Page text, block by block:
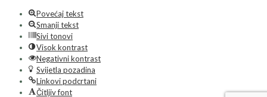
Povećaj tekst
Smanji tekst
Sivi tonovi
Visok kontrast
Negativni kontrast
Svijetla pozadina
Linkovi podcrtani
Čitljiv font